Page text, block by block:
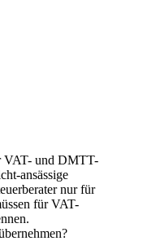
VAT- und DMTT-
ansässige
nur für
für VAT-